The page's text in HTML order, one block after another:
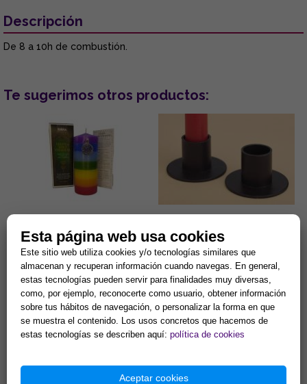
Descripción
De 8 a 10h de combustión.
Te sugerimos otros productos:
ESPECIAL (Para equilibrio
energético)
Velon esotérico 15 x 6 cm. 3
días de combustión
aproximadamente. Especial
para equilibrio interno y
activación...
13,00 €
Comprar
NEGRO PARA VELAS 2 CM
Portavelas metálico y negro
para velas 2 cm. diámetro. El
soporte de la vela es
representativo del
conocimient...
2,90 €
Comprar
Esta página web usa cookies
Este sitio web utiliza cookies y/o tecnologías similares que
almacenan y recuperan información cuando navegas. En general,
estas tecnologías pueden servir para finalidades muy diversas,
como, por ejemplo, reconocerte como usuario, obtener información
sobre tus hábitos de navegación, o personalizar la forma en que
se muestra el contenido. Los usos concretos que hacemos de
estas tecnologías se describen aquí: política de cookies
Aceptar cookies